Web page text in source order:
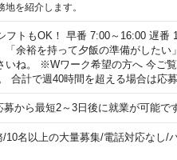
を紹介します。
トもOK！ 早番 7:00～16:00 遅番
余裕を持って夕飯の準備がしたい
いね。 ※Wワーク希望の方へ 今ご
合計で週40時間を超える場合は応募
から最短2～3日後に就業が可能で
/10名以上の大量募集/電話対応なし/